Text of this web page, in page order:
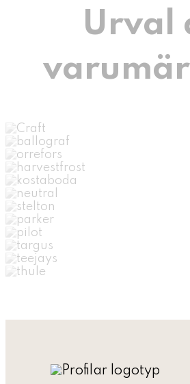
Urval